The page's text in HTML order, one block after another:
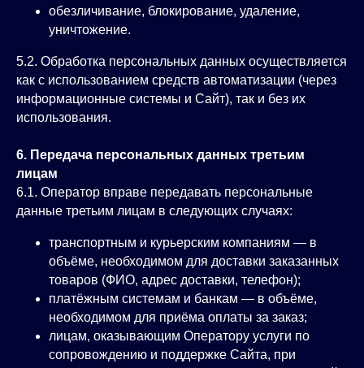
обезличивание, блокирование, удаление,
уничтожение.
5.2. Обработка персональных данных осуществляется
как с использованием средств автоматизации (через
информационные системы и Сайт), так и без их
использования.
6. Передача персональных данных третьим
лицам
6.1. Оператор вправе передавать персональные
данные третьим лицам в следующих случаях:
транспортным и курьерским компаниям — в
объёме, необходимом для доставки заказанных
товаров (ФИО, адрес доставки, телефон);
платёжным системам и банкам — в объёме,
необходимом для приёма оплаты за заказ;
лицам, оказывающим Оператору услуги по
сопровождению и поддержке Сайта, при